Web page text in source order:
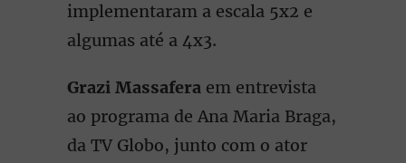
implementaram a escala 5x2 e
algumas até a 4x3.
Grazi Massafera em entrevista
ao programa de Ana Maria Braga,
da TV Globo, junto com o ator